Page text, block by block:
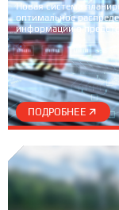
Новая система
оптимальное
информации о
ПОДРОБНЕЕ